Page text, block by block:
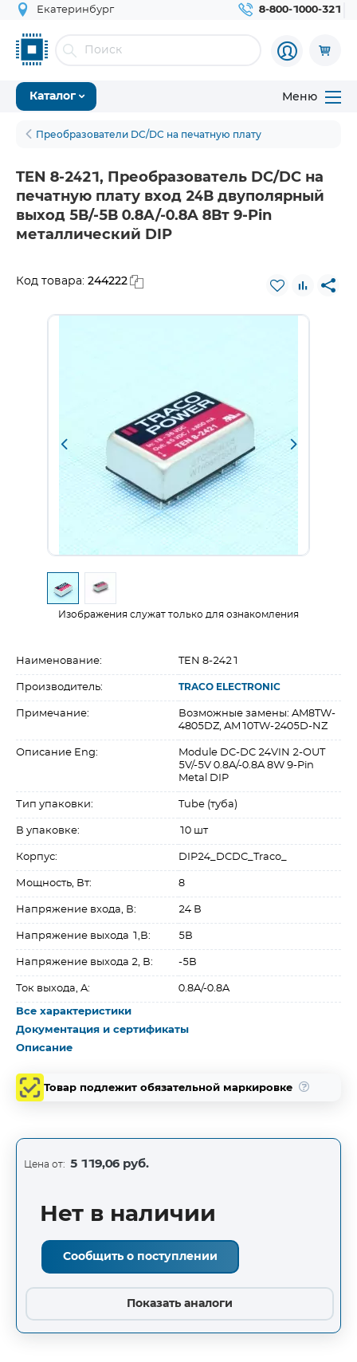
Екатеринбург 8-800-1000-321
Каталог Меню
Преобразователи DC/DC на печатную плату
TEN 8-2421, Преобразователь DC/DC на
печатную плату вход 24В двуполярный
выход 5В/-5В 0.8A/-0.8A 8Вт 9-Pin
металлический DIP
Код товара: 244222
Изображения служат только для ознакомления
Наименование: TEN 8-2421
Производитель: TRACO ELECTRONIC
Примечание:
Возможные замены: AM8TW-
4805DZ, AM10TW-2405D-NZ
Описание Eng:
Module DC-DC 24VIN 2-OUT
5V/-5V 0.8A/-0.8A 8W 9-Pin
Metal DIP
Тип упаковки: Tube (туба)
В упаковке: 10 шт
Корпус: DIP24_DCDC_Traco_
Мощность, Вт: 8
Напряжение входа, В: 24 В
Напряжение выхода 1,В: 5В
Напряжение выхода 2, В: -5В
Ток выхода, A: 0.8A/-0.8A
Все характеристики
Документация и сертификаты
Описание
Товар подлежит обязательной маркировке
Цена от: 5 119,06 руб.
Нет в наличии
Сообщить о поступлении
Показать аналоги